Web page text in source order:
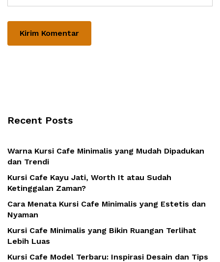
Recent Posts
Warna Kursi Cafe Minimalis yang Mudah Dipadukan
dan Trendi
Kursi Cafe Kayu Jati, Worth It atau Sudah
Ketinggalan Zaman?
Cara Menata Kursi Cafe Minimalis yang Estetis dan
Nyaman
Kursi Cafe Minimalis yang Bikin Ruangan Terlihat
Lebih Luas
Kursi Cafe Model Terbaru: Inspirasi Desain dan Tips